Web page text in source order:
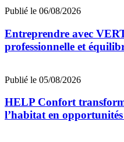
Publié le 06/08/2026
Entreprendre avec
professionnelle et
Publié le 05/08/2026
HELP Confort
l’habitat en